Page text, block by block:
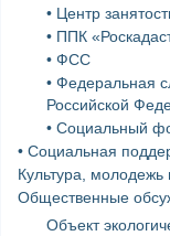
• Центр
• ППК
• ФСС
• Федеральная
Российской
• Социальный
• Социальная
Культура, молодежь
Общественные
Объект